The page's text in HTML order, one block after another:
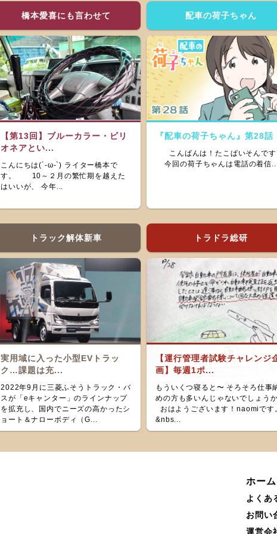
橋本愛喜にも言わせて
【第13回】ブルーカラー・ビリ
オネアとい...
こんにちは(´-ω-`) ライター橋本で
す。 10～２月の繁忙期を越えた
はいいが、 今年...
配車の荷子ちゃん
『配車の荷子ちゃん』第28話
こんばんは！たこぱいそんです
今回の荷子ちゃんは電話の着信
トラック解体新車
実用域に入った小型EVトラッ
ク…課題は充...
2022年9月に三菱ふそうトラック・バ
スが「eキャンター」のラインナップ
を拡充し、国内でニーズの高かったシ
ョート＆ナローボディ（G...
トラドラ総研
【運行管理者試験チャレンジ
画】毎週1ポ...
もういくつ寝ると〜 そろそろ仕事
めの方も多いんじゃないでしょう
おはようございます！naomiです
&nbs...
ホーム
よくあ
お問い
運営会